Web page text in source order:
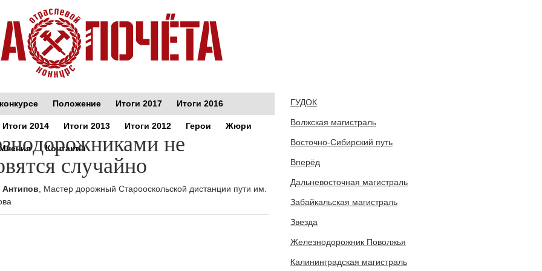
Положение Итоги 2017 Итоги 2016
Итоги 2014 Итоги 2013 Итоги 2012 Герои Жюри
Контакты
не
случайно
Антипов , Мастер дорожный Старооскольской дистанции пути им.
ГУДОК
Волжская магистраль
Восточно-Сибирский путь
Вперёд
Дальневосточная магистраль
Забайкальская магистраль
Звезда
Железнодорожник Поволжья
Калининградская магистраль